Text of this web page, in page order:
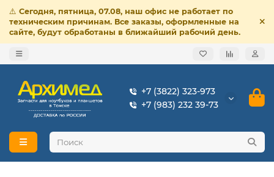
⚠️ Сегодня, пятница, 07.08, наш офис не работает по
техническим причинам. Все заказы, оформленные на
сайте, будут обработаны в ближайший рабочий день.
+7 (3822) 323-973
+7 (983) 232 39-73